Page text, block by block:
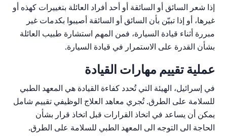
إذا شعر السائق أو السائقة أو أحد أفراد العائلة بتغييرات كهذه أو
غيرها، أو إذا تبيّن بأن السائق أو السائقة أصيبوا بكدمات غير
مبررة أثناء قيادة السيارة، فمن المهم استشارة طبيب العائلة
بشأن القدرة على الاستمرار في قيادة السيارة.
عملية تقييم مهارات القيادة
في إسرائيل، الهيئة التي تُحدد كفاءة القيادة هي المعهد الطبي
للسلامة على الطرق. تُجري معاهد العلاج الوظيفي تقييم شامل
يمكن أن يساعد في اتخاذ القرارات قبل اتخاذ قرار بشأن
الحاجة الى التوجه الى المعهد الطبي للسلامة على الطرق.